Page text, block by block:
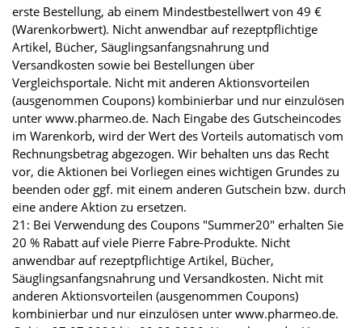
erste Bestellung, ab einem Mindestbestellwert von 49 €
(Warenkorbwert). Nicht anwendbar auf rezeptpflichtige
Artikel, Bücher, Säuglingsanfangsnahrung und
Versandkosten sowie bei Bestellungen über
Vergleichsportale. Nicht mit anderen Aktionsvorteilen
(ausgenommen Coupons) kombinierbar und nur einzulösen
unter www.pharmeo.de. Nach Eingabe des Gutscheincodes
im Warenkorb, wird der Wert des Vorteils automatisch vom
Rechnungsbetrag abgezogen. Wir behalten uns das Recht
vor, die Aktionen bei Vorliegen eines wichtigen Grundes zu
beenden oder ggf. mit einem anderen Gutschein bzw. durch
eine andere Aktion zu ersetzen.
21: Bei Verwendung des Coupons "Summer20" erhalten Sie
20 % Rabatt auf viele Pierre Fabre-Produkte. Nicht
anwendbar auf rezeptpflichtige Artikel, Bücher,
Säuglingsanfangsnahrung und Versandkosten. Nicht mit
anderen Aktionsvorteilen (ausgenommen Coupons)
kombinierbar und nur einzulösen unter www.pharmeo.de.